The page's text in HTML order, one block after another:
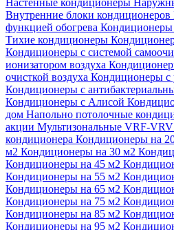
Настенные кондиционеры
Внутренние блоки кондиционеров
функцией обогрева Кондиционеры
Тихие кондиционеры
Кондиционеры с системой
ионизатором воздуха
очисткой воздуха Кондиционеры с
Кондиционеры с
Кондиционеры с Алисой
дом Напольно потолочные
акции Мультизональные VRF-
кондиционера Кондиционеры на
м2 Кондиционеры на 30 м2
Кондиционеры на 45 м2
Кондиционеры на 55 м2
Кондиционеры на 65 м2
Кондиционеры на 75 м2
Кондиционеры на 85 м2
Кондиционеры на 95 м2